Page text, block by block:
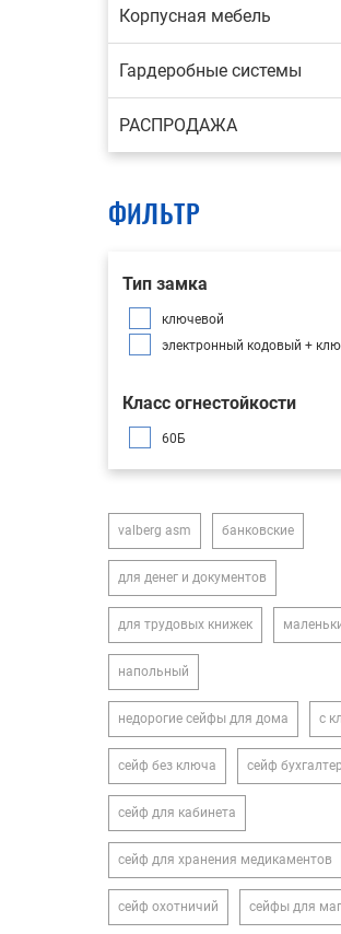
Корпусная мебель
Гардеробные системы
РАСПРОДАЖА
ФИЛЬТР
Тип замка
ключевой
электронный кодовый +
Класс огнестойкости
60Б
valberg asm банковские
для денег и документов
для трудовых книжек
напольный
недорогие сейфы для дома с
сейф без ключа сейф
сейф для кабинета
сейф для хранения медикаментов
сейф охотничий сейфы для